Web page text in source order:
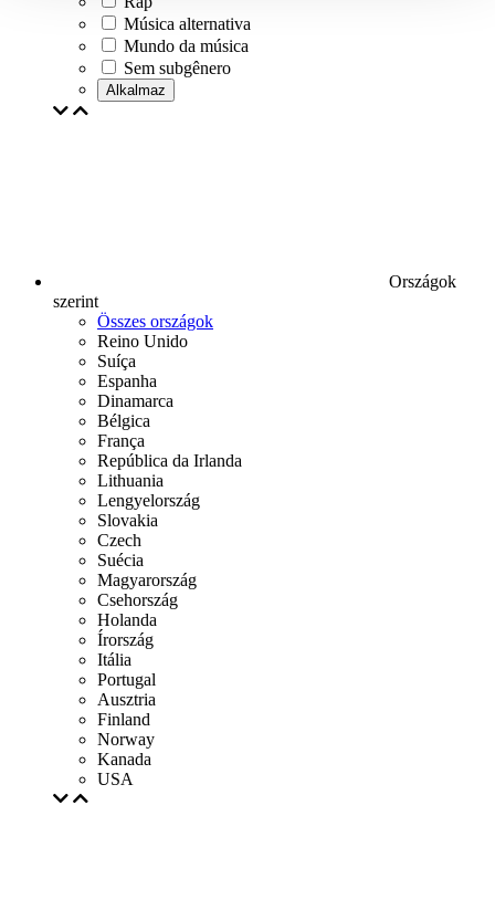
Música alternativa
Mundo da música
Sem subgênero
Alkalmaz
Országok
szerint
Összes országok
Reino Unido
Suíça
Espanha
Dinamarca
Bélgica
França
República da Irlanda
Lithuania
Lengyelország
Slovakia
Czech
Suécia
Magyarország
Csehország
Holanda
Írország
Itália
Portugal
Ausztria
Finland
Norway
Kanada
USA